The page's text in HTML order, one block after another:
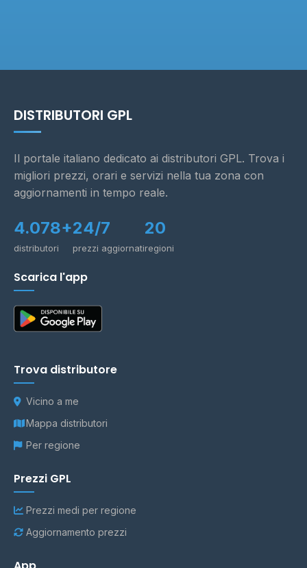
DISTRIBUTORI GPL
Il portale italiano dedicato ai distributori GPL. Trova i
migliori prezzi, orari e servizi nella tua zona con
aggiornamenti in tempo reale.
4.078+
distributori
24/7
prezzi aggiornati
20
regioni
Scarica l'app
Trova distributore
Vicino a me
Mappa distributori
Per regione
Prezzi GPL
Prezzi medi per regione
Aggiornamento prezzi